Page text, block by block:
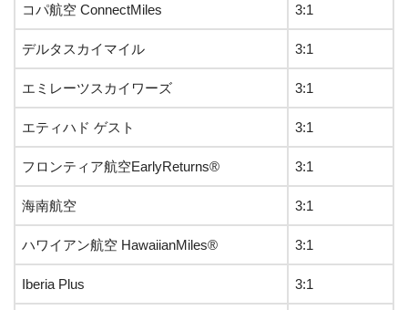
コパ航空 ConnectMiles 3:1
デルタスカイマイル 3:1
エミレーツスカイワーズ 3:1
エティハド ゲスト 3:1
フロンティア航空EarlyReturns® 3:1
海南航空 3:1
ハワイアン航空 HawaiianMiles® 3:1
Iberia Plus 3:1